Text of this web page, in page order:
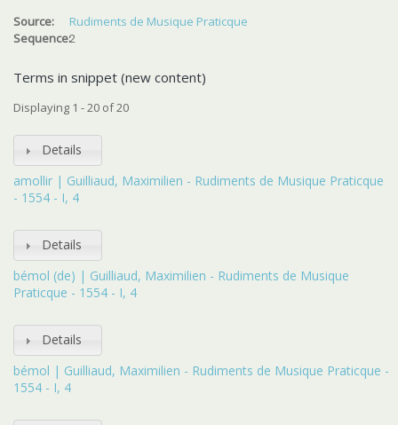
Source:
Rudiments de Musique Praticque
Sequence:2
Terms in snippet (new content)
Displaying 1 - 20 of 20
Details
amollir | Guilliaud, Maximilien - Rudiments de Musique Praticque
- 1554 - I, 4
Details
bémol (de) | Guilliaud, Maximilien - Rudiments de Musique
Praticque - 1554 - I, 4
Details
bémol | Guilliaud, Maximilien - Rudiments de Musique Praticque -
1554 - I, 4